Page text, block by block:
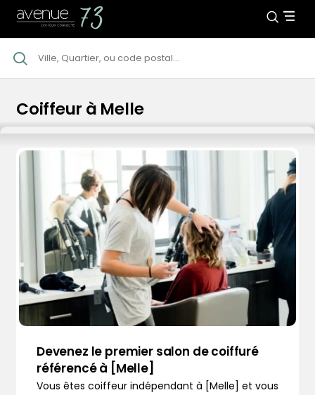
Coiffeur à Melle
Devenez le premier salon de coiffuré
référencé à [Melle]
Vous êtes coiffeur indépendant à [Melle] et vous